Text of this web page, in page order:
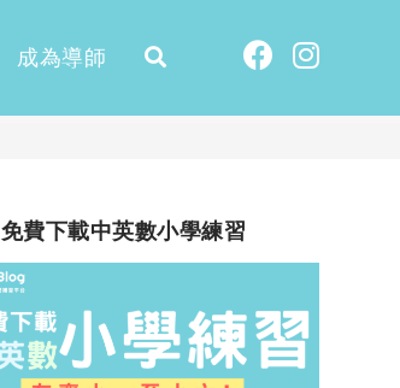
成為導師
免費下載中英數小學練習